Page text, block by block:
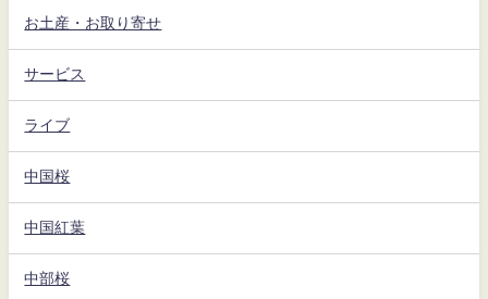
お土産・お取り寄せ
サービス
ライブ
中国桜
中国紅葉
中部桜